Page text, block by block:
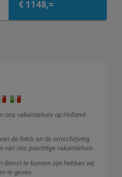
€ 1148,=
ons vakantiehuis op Holland-
de foto's en de omschrijving
van ons prachtige vakantiehuis.
dienst te kunnen zijn hebben wij
te geven.